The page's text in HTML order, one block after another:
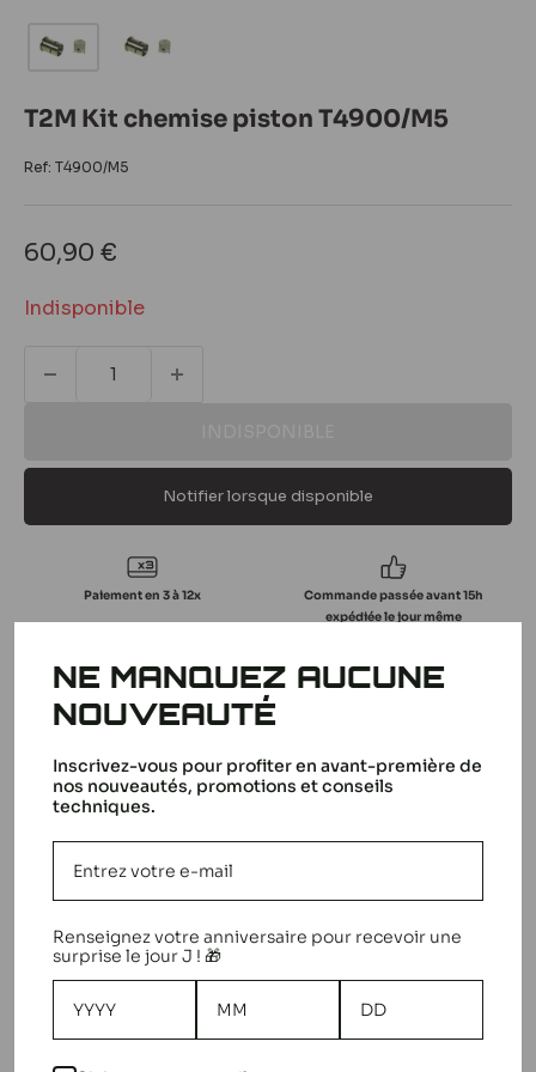
T2M Kit chemise piston T4900/M5
Ref: T4900/M5
Prix
60,90 €
Indisponible
Notifier lorsque disponible
Paiement en 3 à 12x
Commande passée avant 15h
expédiée le jour même
Livraison gratuite en relais dès
149€
Besoin d'aide ? Une équipe
Partager
T2M Kit chemise piston T4900/M5
LA MARQUE T2M
NE MANQUEZ AUCUNE
NOUVEAUTÉ
Inscrivez-vous pour profiter en avant-première de
nos nouveautés, promotions et conseils
techniques.
Renseignez votre anniversaire pour recevoir une
surprise le jour J ! 🎁